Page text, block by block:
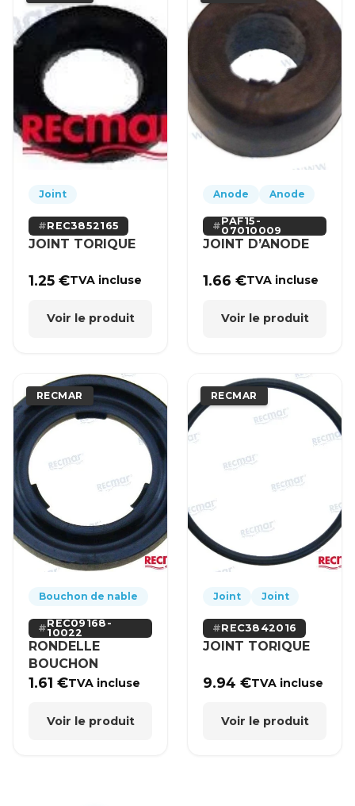
Joint
REC3852165
JOINT TORIQUE
1.25€TVA incluse
Voir le produit
Anode Anode
PAF15-
07010009
JOINT D’ANODE
1.66€TVA incluse
Voir le produit
RECMAR
Bouchon de nable
REC09168-
10022
RONDELLE
BOUCHON
1.61€TVA incluse
Voir le produit
RECMAR
Joint Joint
REC3842016
JOINT TORIQUE
9.94€TVA incluse
Voir le produit